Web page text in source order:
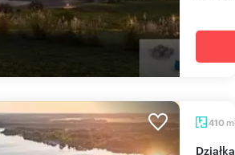
410 m